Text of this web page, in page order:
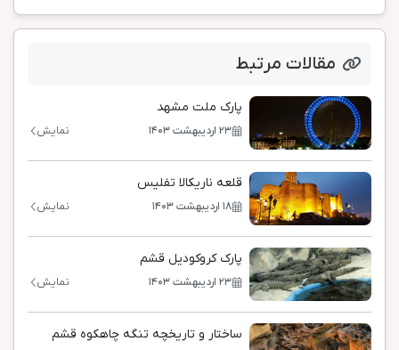
مقالات مرتبط
پارک ملت مشهد
۲۳ اردیبهشت ۱۴۰۳ نمایش
قلعه‌ ناریکالا تفلیس
۱۸ اردیبهشت ۱۴۰۳ نمایش
پارک کروکودیل قشم
۲۳ اردیبهشت ۱۴۰۳ نمایش
ساختار و تاریخچه تنگه چاهکوه قشم